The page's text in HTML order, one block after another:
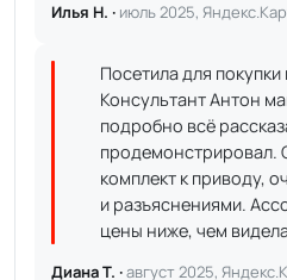
Илья Н. · июль 2025,
Посетила для
Консультант Антон
подробно всё
продемонстрировал.
комплект к приводу,
и разъяснениями.
цены ниже, чем
Диана Т. ·август 2025,